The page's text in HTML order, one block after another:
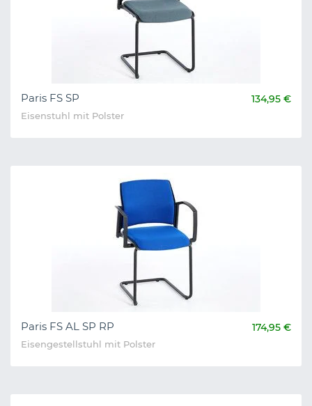
Paris FS SP 134,95 €
Eisenstuhl mit Polster
Paris FS AL SP RP 174,95 €
Eisengestellstuhl mit Polster